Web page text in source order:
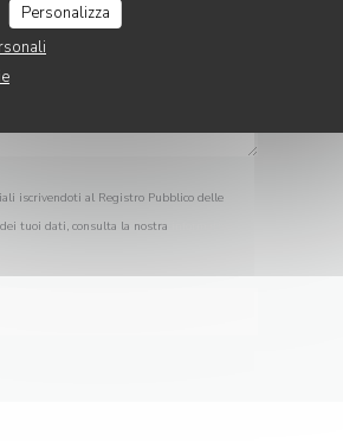
Personalizza
iscrivendoti al Registro Pubblico delle
tuoi dati, consulta la nostra